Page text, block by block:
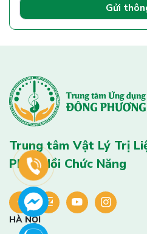
Gửi
Trung tâm Vật Lý Trị
Phục Hồi Chức Năng
HÀ NỘI